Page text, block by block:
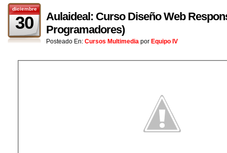
diciembre
30
Aulaideal: Curso Diseño Web
Programadores)
Posteado En: Cursos Multimedia por Equipo IV